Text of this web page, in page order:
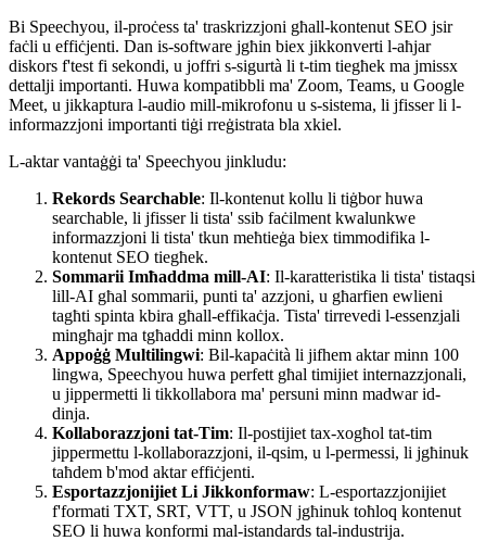
Bi Speechyou, il-proċess ta' traskrizzjoni għall-kontenut SEO jsir
faċli u effiċjenti. Dan is-software jgħin biex jikkonverti l-aħjar
diskors f'test fi sekondi, u joffri s-sigurtà li t-tim tiegħek ma jmissx
dettalji importanti. Huwa kompatibbli ma' Zoom, Teams, u Google
Meet, u jikkaptura l-audio mill-mikrofonu u s-sistema, li jfisser li l-
informazzjoni importanti tiġi rreġistrata bla xkiel.
L-aktar vantaġġi ta' Speechyou jinkludu:
Rekords Searchable: Il-kontenut kollu li tiġbor huwa
searchable, li jfisser li tista' ssib faċilment kwalunkwe
informazzjoni li tista' tkun meħtieġa biex timmodifika l-
kontenut SEO tiegħek.
Sommarii Imħaddma mill-AI: Il-karatteristika li tista' tistaqsi
lill-AI għal sommarii, punti ta' azzjoni, u għarfien ewlieni
tagħti spinta kbira għall-effikaċja. Tista' tirrevedi l-essenzjali
mingħajr ma tgħaddi minn kollox.
Appoġġ Multilingwi: Bil-kapaċità li jifhem aktar minn 100
lingwa, Speechyou huwa perfett għal timijiet internazzjonali,
u jippermetti li tikkollabora ma' persuni minn madwar id-
dinja.
Kollaborazzjoni tat-Tim: Il-postijiet tax-xogħol tat-tim
jippermettu l-kollaborazzjoni, il-qsim, u l-permessi, li jgħinuk
taħdem b'mod aktar effiċjenti.
Esportazzjonijiet Li Jikkonformaw: L-esportazzjonijiet
f'formati TXT, SRT, VTT, u JSON jgħinuk toħloq kontenut
SEO li huwa konformi mal-istandards tal-industrija.